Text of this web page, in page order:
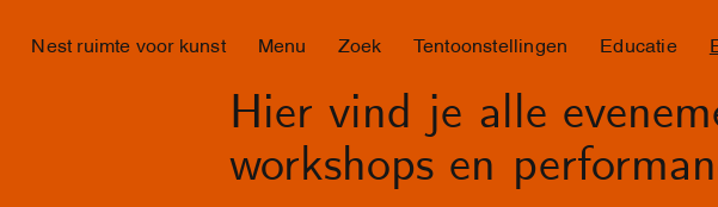
Nest ruimte voor kunst Menu Zoek Tentoonstellingen Educatie
Hier vind je alle
workshops en